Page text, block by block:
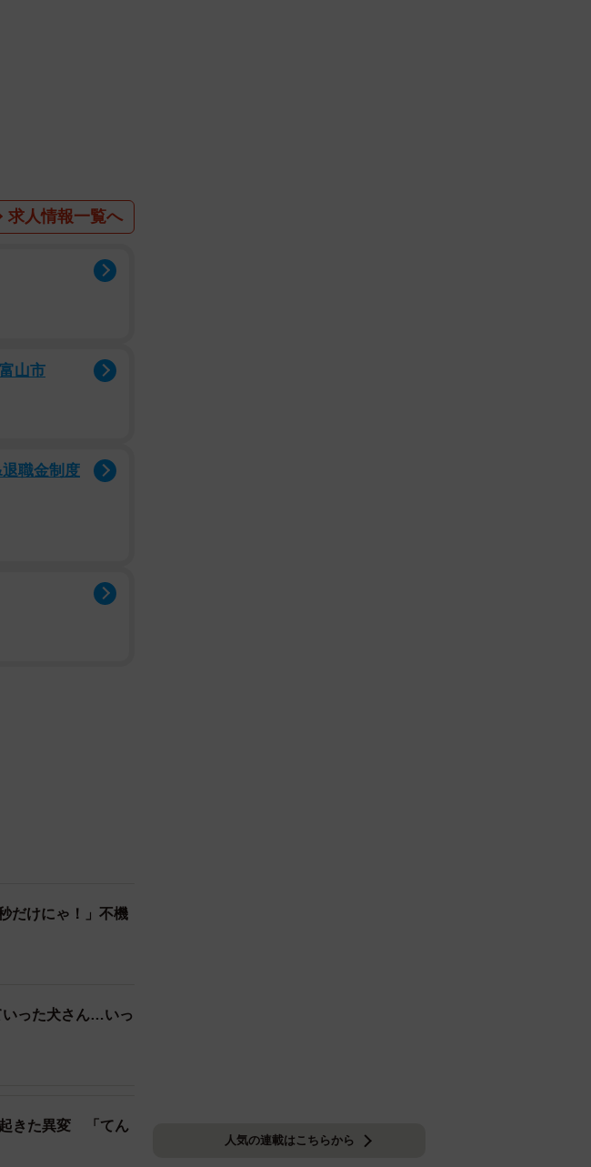
シェルターも楽し
ゃんには足りない
れていたのは、お
んのお膝はいつも
猫団体「高槻ねこ
は、心春ちゃんの
以上に優しくして
求人情報一覧へ
山市
職金制度
だけにゃ！」不機
いった犬さん…いっ
きた異変 「てん
人気の連載はこちらから